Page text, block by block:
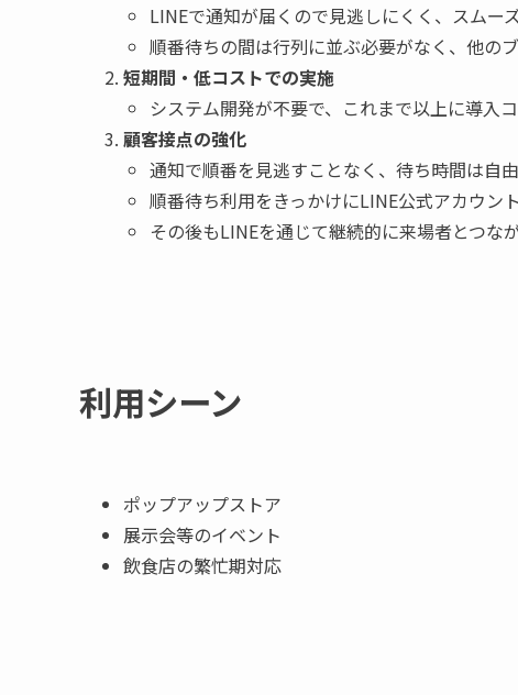
LINEで通知が届くので見逃しにくく、スムー
順番待ちの間は行列に並ぶ必要がなく、他の
短期間・低コストでの実施
システム開発が不要で、これまで以上に導入
顧客接点の強化
通知で順番を見逃すことなく、待ち時間は自
順番待ち利用をきっかけにLINE公式アカウン
その後もLINEを通じて継続的に来場者とつ
利用シーン
ポップアップストア
展示会等のイベント
飲食店の繁忙期対応